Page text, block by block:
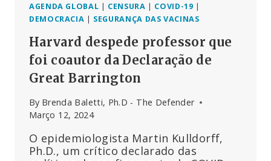
INJECÇÕES
DE
AGENDA GLOBAL | CENSURA | COVID-19 |
DEMOCRACIA | SEGURANÇA DAS VACINAS
Harvard despede professor que
foi coautor da Declaração de
Great Barrington
By Brenda Baletti, Ph.D - The Defender
Março 12, 2024
O epidemiologista Martin Kulldorff,
Ph.D., um crítico declarado das